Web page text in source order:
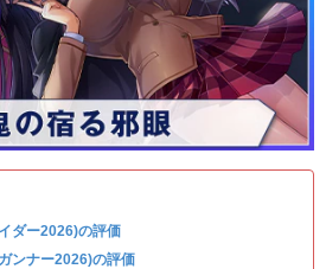
ダー2026)の評価
ンナー2026)の評価